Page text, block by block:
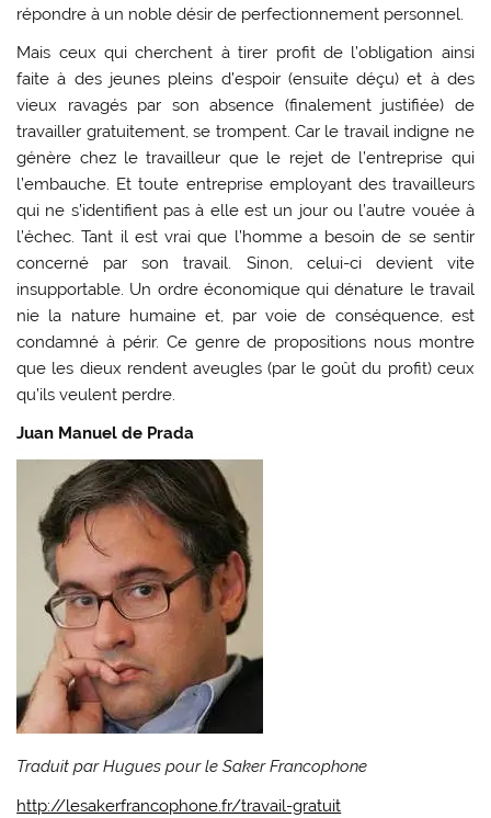
répondre à un noble désir de perfectionnement personnel.
Mais ceux qui cherchent à tirer profit de l’obligation ainsi
faite à des jeunes pleins d’espoir (ensuite déçu) et à des
vieux ravagés par son absence (finalement justifiée) de
travailler gratuitement, se trompent. Car le travail indigne ne
génère chez le travailleur que le rejet de l’entreprise qui
l’embauche. Et toute entreprise employant des travailleurs
qui ne s’identifient pas à elle est un jour ou l’autre vouée à
l’échec. Tant il est vrai que l’homme a besoin de se sentir
concerné par son travail. Sinon, celui-ci devient vite
insupportable. Un ordre économique qui dénature le travail
nie la nature humaine et, par voie de conséquence, est
condamné à périr. Ce genre de propositions nous montre
que les dieux rendent aveugles (par le goût du profit) ceux
qu’ils veulent perdre.
Juan Manuel de Prada
Traduit par Hugues pour le Saker Francophone
http://lesakerfrancophone.fr/travail-gratuit